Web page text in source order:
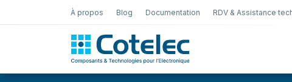
À propos Blog Documentation RDV & Assistance